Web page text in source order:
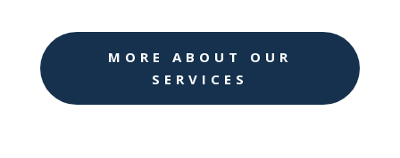
MORE ABOUT OUR
SERVICES